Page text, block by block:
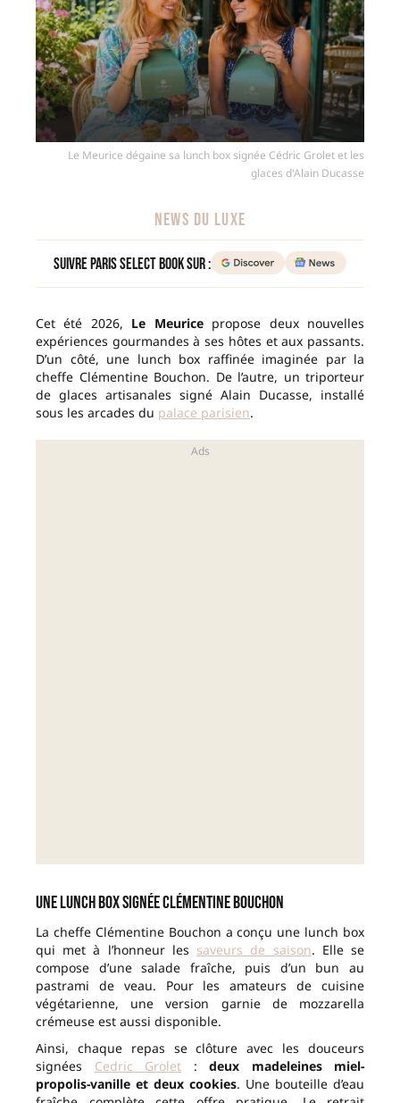
Le Meurice dégaine sa lunch box signée Cédric Grolet et les
glaces d'Alain Ducasse
NEWS DU LUXE
Suivre Paris Select Book sur :
Cet été 2026, Le Meuricepropose deux nouvelles
expériences gourmandes à ses hôtes et aux passants.
D’un côté, une lunch box raffinée imaginée par la
cheffe Clémentine Bouchon. De l’autre, un triporteur
de glaces artisanales signé Alain Ducasse, installé
sous les arcades du palace parisien.
Une lunch box signée Clémentine Bouchon
La cheffe Clémentine Bouchon a conçu une lunch box
qui met à l’honneur les saveurs de saison. Elle se
compose d’une salade fraîche, puis d’un bun au
pastrami de veau. Pour les amateurs de cuisine
végétarienne, une version garnie de mozzarella
crémeuse est aussi disponible.
Ainsi, chaque repas se clôture avec les douceurs
signées Cedric Grolet : deux madeleines miel-
propolis-vanille et deux cookies. Une bouteille d’eau